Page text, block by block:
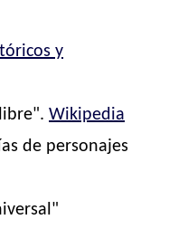
y
libre".Wikipedia
de personajes